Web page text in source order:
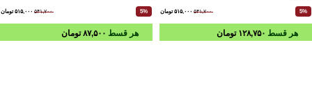
5% ۵۴۱,۷۰۰ ۵۱۵,۰۰۰ تومان 5% ۵۴۱,۷۰۰ ۵۱۵,۰۰۰ تومان
هر قسط ۱۲۸,۷۵۰ تومان هر قسط ۸۷,۵۰۰ تومان